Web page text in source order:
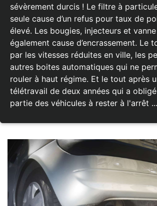
sévèrement durcis ! Le filtre à
seule cause d’un refus pour taux de
élevé. Les bougies, injecteurs et
également cause d’encrassement. Le
par les vitesses réduites en ville, les
autres boites automatiques qui ne
rouler à haut régime. Et le tout après
télétravail de deux années qui a
partie des véhicules à rester à l'arrêt ...